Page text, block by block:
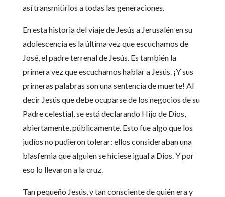
así transmitirlos a todas las generaciones.
En esta historia del viaje de Jesús a Jerusalén en su
adolescencia es la última vez que escuchamos de
José, el padre terrenal de Jesús. Es también la
primera vez que escuchamos hablar a Jesús. ¡Y sus
primeras palabras son una sentencia de muerte! Al
decir Jesús que debe ocuparse de los negocios de su
Padre celestial, se está declarando Hijo de Dios,
abiertamente, públicamente. Esto fue algo que los
judíos no pudieron tolerar: ellos consideraban una
blasfemia que alguien se hiciese igual a Dios. Y por
eso lo llevaron a la cruz.
Tan pequeño Jesús, y tan consciente de quién era y